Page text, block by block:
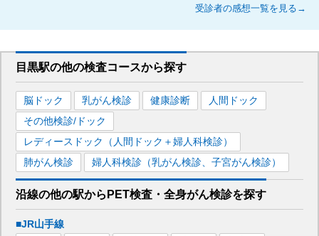
受診者の感想一覧を見る→
目黒駅の他の検査コースから探す
脳ドック 乳がん検診 健康診断
人間ドック
その他検診/ドック
レディースドック（人間ドック＋婦人科検診）
肺がん検診
婦人科検診（乳がん検診、子宮がん検診）
沿線の他の駅から PET検査・全身がん検診を探す
■JR山手線